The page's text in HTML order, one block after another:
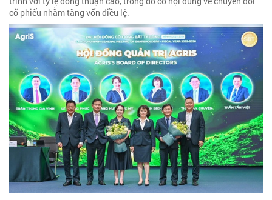
cổ phiếu nhằm tăng vốn điều lệ.